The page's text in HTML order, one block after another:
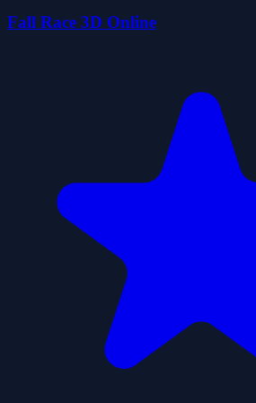
Fall Race 3D Online